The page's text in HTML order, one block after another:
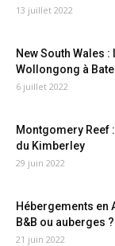
13 juillet 2022
New South Wales
Wollongong à
6 juillet 2022
Montgomery Reef
du Kimberley
29 juin 2022
Hébergements en
B&B ou auberges ?
21 juin 2022